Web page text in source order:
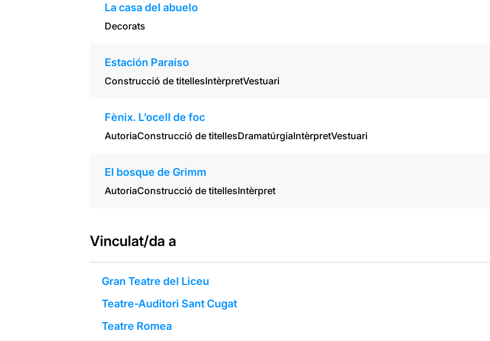
La casa del abuelo
Decorats
Estación Paraíso
Construcció de titellesIntèrpretVestuari
Fènix. L’ocell de foc
AutoriaConstrucció de titellesDramatúrgiaIntèrpretVestuari
El bosque de Grimm
AutoriaConstrucció de titellesIntèrpret
Vinculat/da a
Gran Teatre del Liceu
Teatre-Auditori Sant Cugat
Teatre Romea